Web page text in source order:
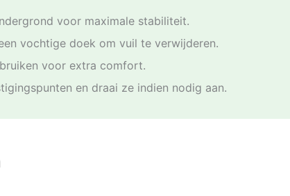
voor maximale stabiliteit.
vochtige doek om vuil te verwijderen.
voor extra comfort.
en draai ze indien nodig aan.